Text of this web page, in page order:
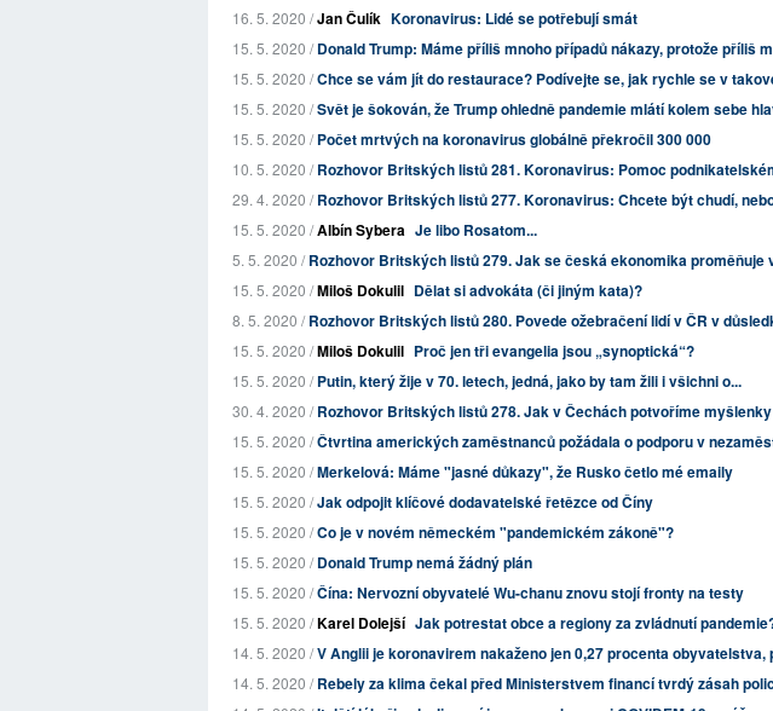
16. 5. 2020 /Jan Čulík Koronavirus: Lidé se potřebují smát
15. 5. 2020 /Donald Trump: Máme příliš mnoho případů nákazy, protože příliš
15. 5. 2020 /Chce se vám jít do restaurace? Podívejte se, jak rychle se v
15. 5. 2020 /Svět je šokován, že Trump ohledně pandemie mlátí kolem sebe
15. 5. 2020 /Počet mrtvých na koronavirus globálně překročil 300 000
10. 5. 2020 /Rozhovor Britských listů 281. Koronavirus: Pomoc
29. 4. 2020 /Rozhovor Britských listů 277. Koronavirus: Chcete být chudí,
15. 5. 2020 /Albín Sybera Je libo Rosatom...
5. 5. 2020 /Rozhovor Britských listů 279. Jak se česká ekonomika proměňuje
15. 5. 2020 /Miloš Dokulil Dělat si advokáta (či jiným kata)?
8. 5. 2020 /Rozhovor Britských listů 280. Povede ožebračení lidí v ČR v
15. 5. 2020 /Miloš Dokulil Proč jen tři evangelia jsou „synoptická“?
15. 5. 2020 /Putin, který žije v 70. letech, jedná, jako by tam žili i všichni o...
30. 4. 2020 /Rozhovor Britských listů 278. Jak v Čechách potvoříme
15. 5. 2020 /Čtvrtina amerických zaměstnanců požádala o podporu v
15. 5. 2020 /Merkelová: Máme "jasné důkazy", že Rusko četlo mé emaily
15. 5. 2020 /Jak odpojit klíčové dodavatelské řetězce od Číny
15. 5. 2020 /Co je v novém německém "pandemickém zákoně"?
15. 5. 2020 /Donald Trump nemá žádný plán
15. 5. 2020 /Čína: Nervozní obyvatelé Wu-chanu znovu stojí fronty na testy
15. 5. 2020 /Karel Dolejší Jak potrestat obce a regiony za zvládnutí
14. 5. 2020 /V Anglii je koronavirem nakaženo jen 0,27 procenta obyvatelstva,
14. 5. 2020 /Rebely za klima čekal před Ministerstvem financí tvrdý zásah